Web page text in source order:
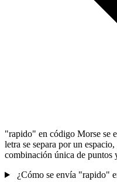
"rapido" en código Morse se
letra se separa por un
combinación única de puntos
¿Cómo se envía "rapido"